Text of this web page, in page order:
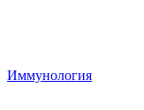
Иммунология